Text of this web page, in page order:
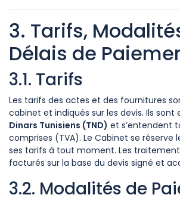
3. Tarifs,
Délais de
3.1. Tarifs
Les tarifs des actes et des fournitures
cabinet et indiqués sur les devis. Ils sont
Dinars Tunisiens (TND) et s’entendent
comprises (TVA). Le Cabinet se réserve
ses tarifs à tout moment. Les
facturés sur la base du devis signé et
3.2. Modalités de